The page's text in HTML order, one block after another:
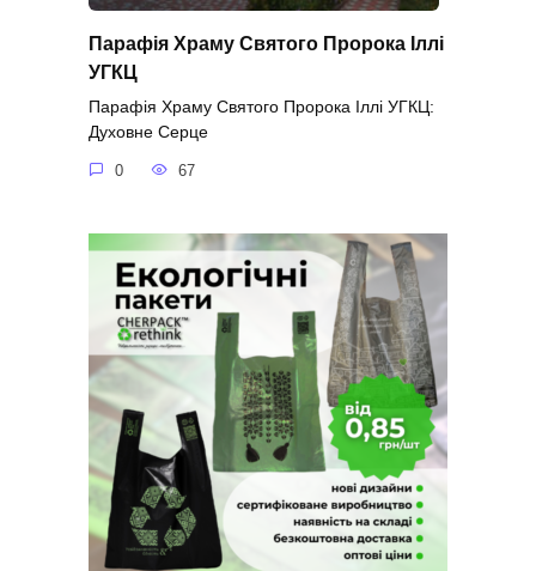
Парафія Храму Святого Пророка Іллі
УГКЦ
Парафія Храму Святого Пророка Іллі УГКЦ:
Духовне Серце
0 67